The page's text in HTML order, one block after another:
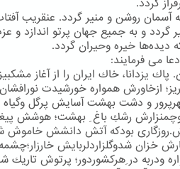
گردد.
آسمان روشن و منیر گردد. عنقریب
گردد و به جمیع جهان پرتو اندازد و
دیده‌ها خیره وحیران گردد.
می فرمایند:
پاك یزدانا، خاك ایران را از آغاز
ازخاورش همواره خورشیدت
و دشت بهشت آسایش پرگل وگیاه
وچمنزارش رشكِ باغ ِ بهشت؛
بودكه آتش دانشش خاموش
خزان شدوگلزاردلربایش
ودربه در ِهركشوردور؛ پرتوش تاریك